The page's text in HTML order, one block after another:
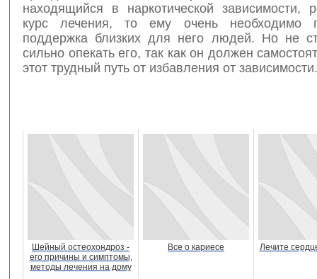
находящийся в наркотической зависимости,
курс лечения, то ему очень необходимо
поддержка близких для него людей. Но не
сильно опекать его, так как он должен
этот трудный путь от избавления от зависимости.
Шейный остеохондроз -
его причины и симптомы,
методы лечения на дому
Все о кариесе Лечите